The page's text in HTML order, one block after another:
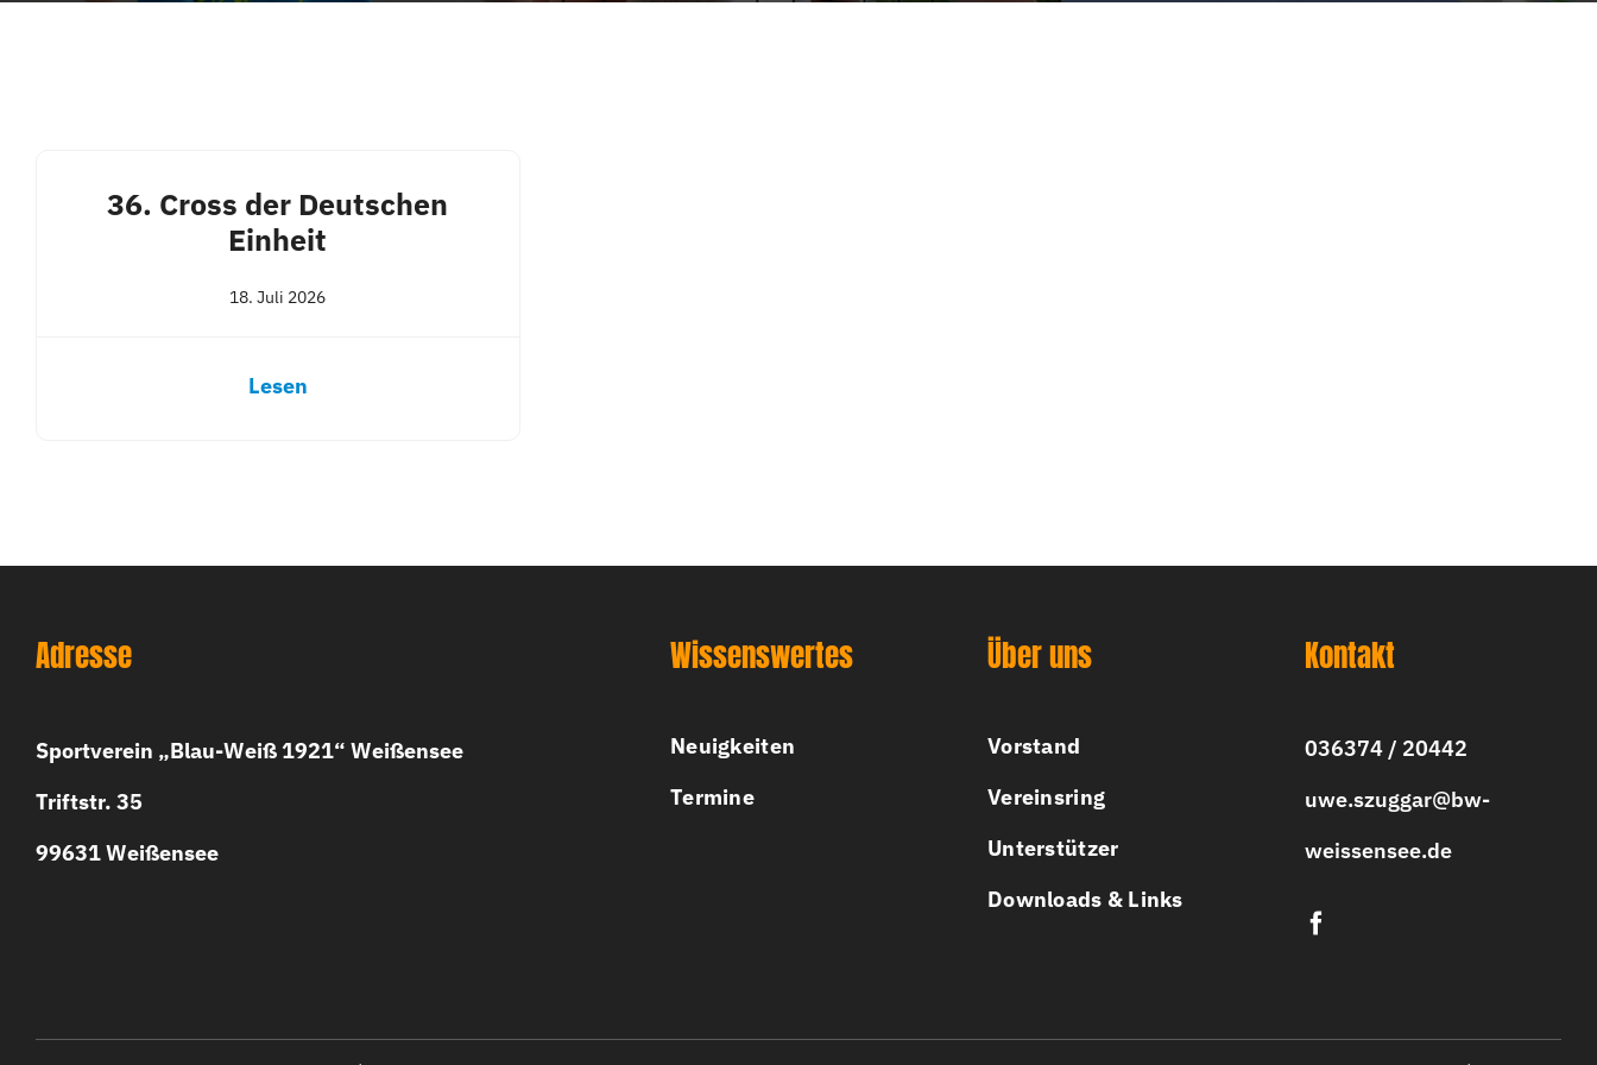
36. Cross der Deutschen
Einheit
18. Juli 2026
Lesen
Adresse
Sportverein „Blau-Weiß 1921“ Weißensee
Triftstr. 35
99631 Weißensee
Wissenswertes
Neuigkeiten
Termine
Über uns
Vorstand
Vereinsring
Unterstützer
Downloads & Links
Kontakt
036374 / 20442
uwe.szuggar@bw-
weissensee.de